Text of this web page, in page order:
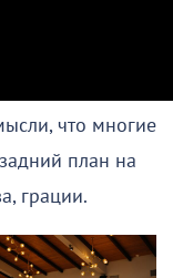
что многие
план на
грации.